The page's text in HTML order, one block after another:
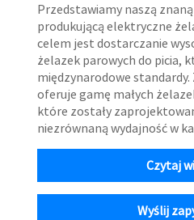
Przedstawiamy naszą
produkującą elektryczne
celem jest dostarczanie
żelazek parowych do picia,
międzynarodowe standardy.
oferuje gamę małych
które zostały
niezrównaną wydajność w
Czytaj
Wyślij